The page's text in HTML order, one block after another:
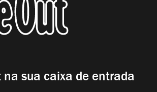
na sua caixa de entrada